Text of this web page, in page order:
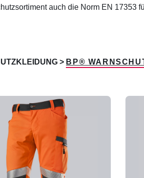
auch die Norm EN 17353
> BP®